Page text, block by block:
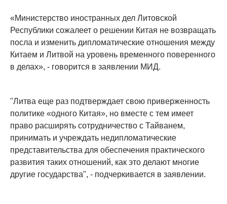
«Министерство иностранных дел Литовской
Республики сожалеет о решении Китая не возвращать
посла и изменить дипломатические отношения между
Китаем и Литвой на уровень временного поверенного
в делах», - говорится в заявлении МИД.
"Литва еще раз подтверждает свою приверженность
политике «одного Китая», но вместе с тем имеет
право расширять сотрудничество с Тайванем,
принимать и учреждать недипломатические
представительства для обеспечения практического
развития таких отношений, как это делают многие
другие государства", - подчеркивается в заявлении.